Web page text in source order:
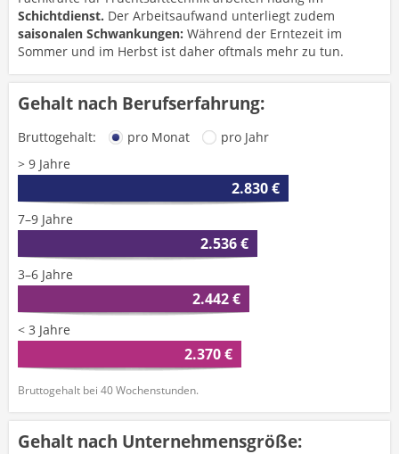
Schichtdienst. Der Arbeitsaufwand unterliegt zudem
saisonalen Schwankungen: Während der Erntezeit im
Sommer und im Herbst ist daher oftmals mehr zu tun.
Gehalt nach Berufserfahrung:
Bruttogehalt: pro Monat
pro Jahr
> 9 Jahre
2.830 €
7–9 Jahre
2.536 €
3–6 Jahre
2.442 €
< 3 Jahre
2.370 €
Bruttogehalt bei 40 Wochenstunden.
Gehalt nach Unternehmensgröße: